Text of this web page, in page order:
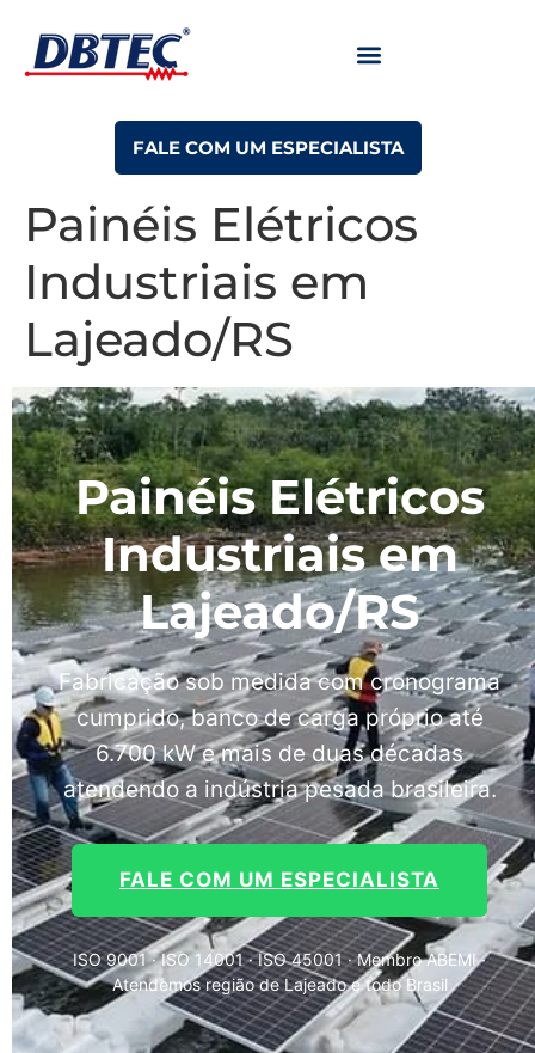
FALE COM UM ESPECIALISTA
Painéis Elétricos
Industriais em
Lajeado/RS
Painéis Elétricos
Industriais em
Lajeado/RS
Fabricação sob medida com cronograma
cumprido, banco de carga próprio até
6.700 kW e mais de duas décadas
atendendo a indústria pesada brasileira.
FALE COM UM ESPECIALISTA
ISO 9001 · ISO 14001 · ISO 45001 · Membro ABEMI ·
Atendemos região de Lajeado e todo Brasil